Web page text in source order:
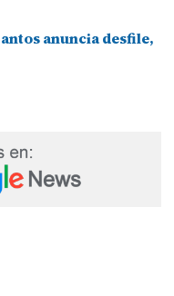
anuncia desfile,